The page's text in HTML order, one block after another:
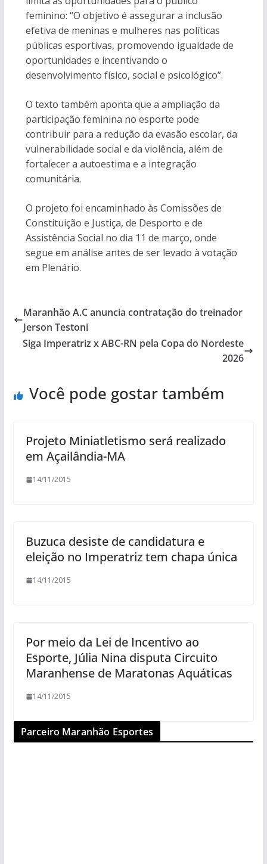
feminino: “O objetivo é assegurar a inclusão
efetiva de meninas e mulheres nas políticas
públicas esportivas, promovendo igualdade de
oportunidades e incentivando o
desenvolvimento físico, social e psicológico”.
O texto também aponta que a ampliação da
participação feminina no esporte pode
contribuir para a redução da evasão escolar, da
vulnerabilidade social e da violência, além de
fortalecer a autoestima e a integração
comunitária.
O projeto foi encaminhado às Comissões de
Constituição e Justiça, de Desporto e de
Assistência Social no dia 11 de março, onde
segue em análise antes de ser levado à votação
em Plenário.
Maranhão A.C anuncia contratação do treinador
Jerson Testoni
Siga Imperatriz x ABC-RN pela Copa do Nordeste
2026
Você pode gostar também
Projeto Miniatletismo será realizado
em Açailândia-MA
14/11/2015
Buzuca desiste de candidatura e
eleição no Imperatriz tem chapa única
14/11/2015
Por meio da Lei de Incentivo ao
Esporte, Júlia Nina disputa Circuito
Maranhense de Maratonas Aquáticas
14/11/2015
Parceiro Maranhão Esportes